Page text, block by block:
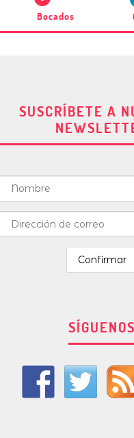
Bocados
SUSCRÍBETE A
SÍGUENOS